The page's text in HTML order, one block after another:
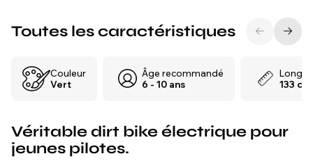
Toutes les caractéristiques
Couleur
Vert
Âge recommandé
6 - 10 ans
133 cm
Véritable dirt bike électrique pour
jeunes pilotes.